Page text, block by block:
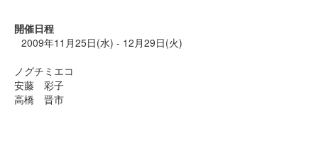
開催日程
2009年11月25日(水) - 12月29日(火)
ノグチミエコ
安藤 彩子
高橋 晋市